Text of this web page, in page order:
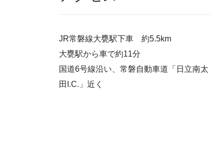
JR常磐線大甕駅下車 約5.5km
大甕駅から車で約11分
国道6号線沿い、常磐自動車道「日立南太
田I.C.」近く